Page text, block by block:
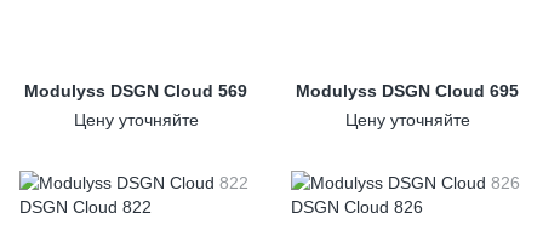
Modulyss DSGN Cloud 569
Цену уточняйте
Modulyss DSGN Cloud 695
Цену уточняйте